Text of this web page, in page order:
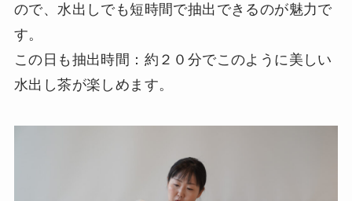
ので、水出しでも短時間で抽出できるのが魅力で
す。
この日も抽出時間：約２０分でこのように美しい
水出し茶が楽しめます。